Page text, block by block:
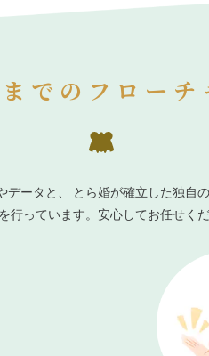
でのフローチ
ータと、 とら婚が確立した独自
っています。安心してお任せくだ